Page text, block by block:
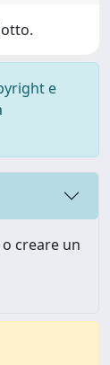
e
creare un